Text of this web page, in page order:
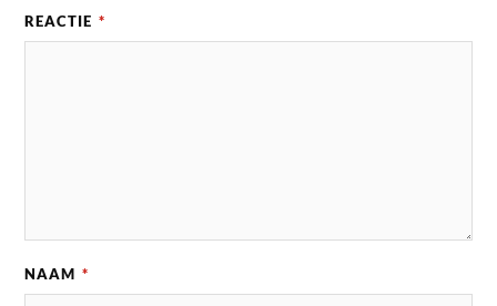
REACTIE *
NAAM *